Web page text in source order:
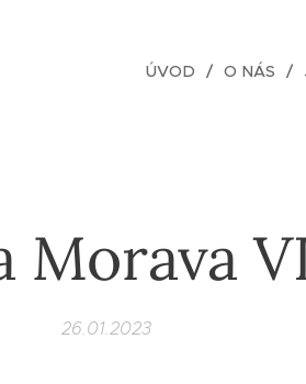
ÚVOD O NÁS
Morava
26.01.2023